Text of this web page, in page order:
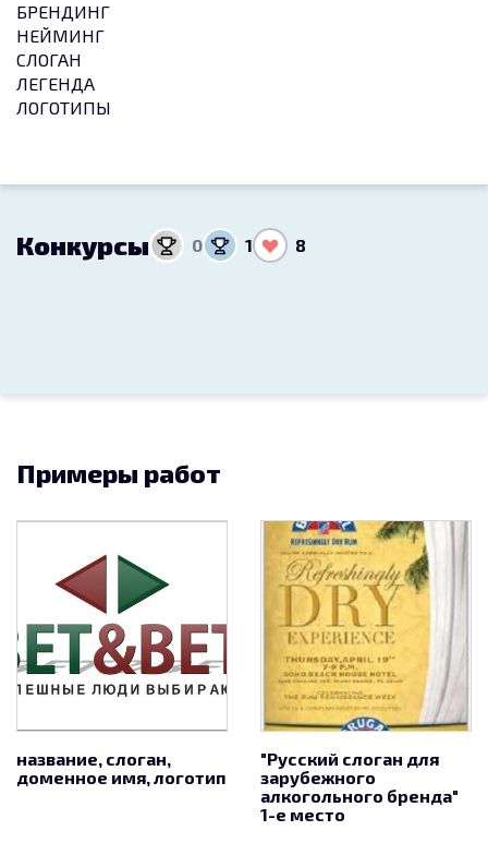
БРЕНДИНГ
НЕЙМИНГ
СЛОГАН
ЛЕГЕНДА
ЛОГОТИПЫ
Конкурсы 0 1 8
Примеры работ
название, слоган,
доменное имя, логотип
"Русский слоган для
зарубежного
алкогольного бренда"
1-е место